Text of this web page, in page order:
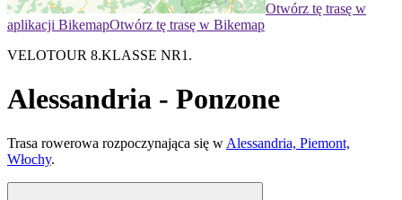
Otwórz tę trasę w
aplikacji BikemapOtwórz tę trasę w Bikemap
VELOTOUR 8.KLASSE NR1.
Alessandria - Ponzone
Trasa rowerowa rozpoczynająca się w Alessandria, Piemont,
Włochy.